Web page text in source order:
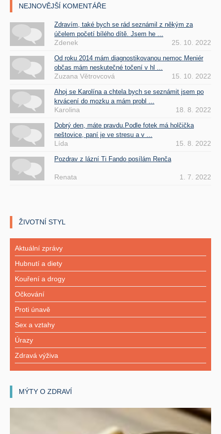
NEJNOVĚJŠÍ KOMENTÁŘE
Zdravím, také bych se rád seznámil z někým za
účelem početí bílého dítě. Jsem he ...
Zdenek 25. 10. 2022
Od roku 2014 mám diagnostikovanou nemoc Meniér
občas mám neskutečné točení v hl ...
Zuzana Větrovcová 15. 10. 2022
Ahoj se Karolína a chtela bych se seznámit jsem po
krvácení do mozku a mám probl ...
Karolina 18. 8. 2022
Dobrý den, máte pravdu.Podle fotek má holčička
neštovice, paní je ve stresu a v ...
Lída 15. 8. 2022
Pozdrav z lázní Ti Fando posílám Renča
Renata 1. 7. 2022
ŽIVOTNÍ STYL
Aktuální zprávy
Hubnutí a diety
Kouření a drogy
Očkování
Proti únavě
Sex a vztahy
Úrazy
Zdravá výživa
MÝTY O ZDRAVÍ